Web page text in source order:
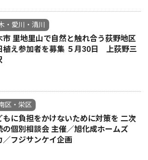
・愛川・清川
市 里地里山で自然と触れ合う荻野地区
植え参加者を募集 ５月30日 上荻野三
区・栄区
もに負担をかけないために対策を 二次
の個別相談会 主催／旭化成ホームズ
／フジサンケイ企画